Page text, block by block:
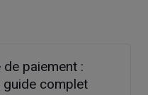
paiement :
complet